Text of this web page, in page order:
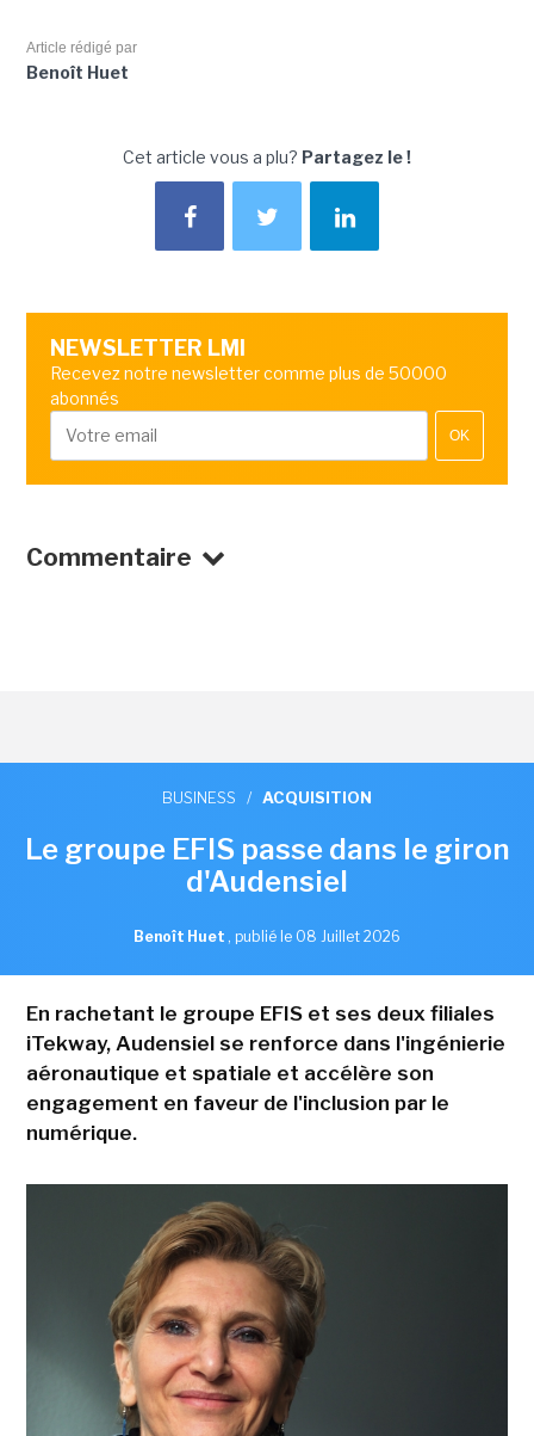
Article rédigé par
Benoît Huet
Cet article vous a plu? Partagez le !
NEWSLETTER LMI
Recevez notre newsletter comme plus de 50000
abonnés
OK
Commentaire
BUSINESS / ACQUISITION
Le groupe EFIS passe dans le giron
d'Audensiel
Benoît Huet , publié le 08 Juillet 2026
En rachetant le groupe EFIS et ses deux filiales
iTekway, Audensiel se renforce dans l'ingénierie
aéronautique et spatiale et accélère son
engagement en faveur de l'inclusion par le
numérique.